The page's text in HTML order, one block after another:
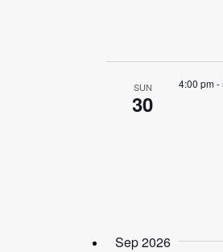
SUN
30
4:00 pm-
Sep 2026